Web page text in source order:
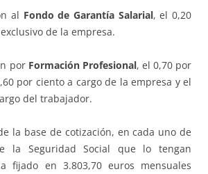
al Fondo de Garantía Salarial, el 0,20
de la empresa.
por Formación Profesional, el 0,70 por
por ciento a cargo de la empresa y el
del trabajador.
la base de cotización, en cada uno de
la Seguridad Social que lo tengan
fijado en 3.803,70 euros mensuales